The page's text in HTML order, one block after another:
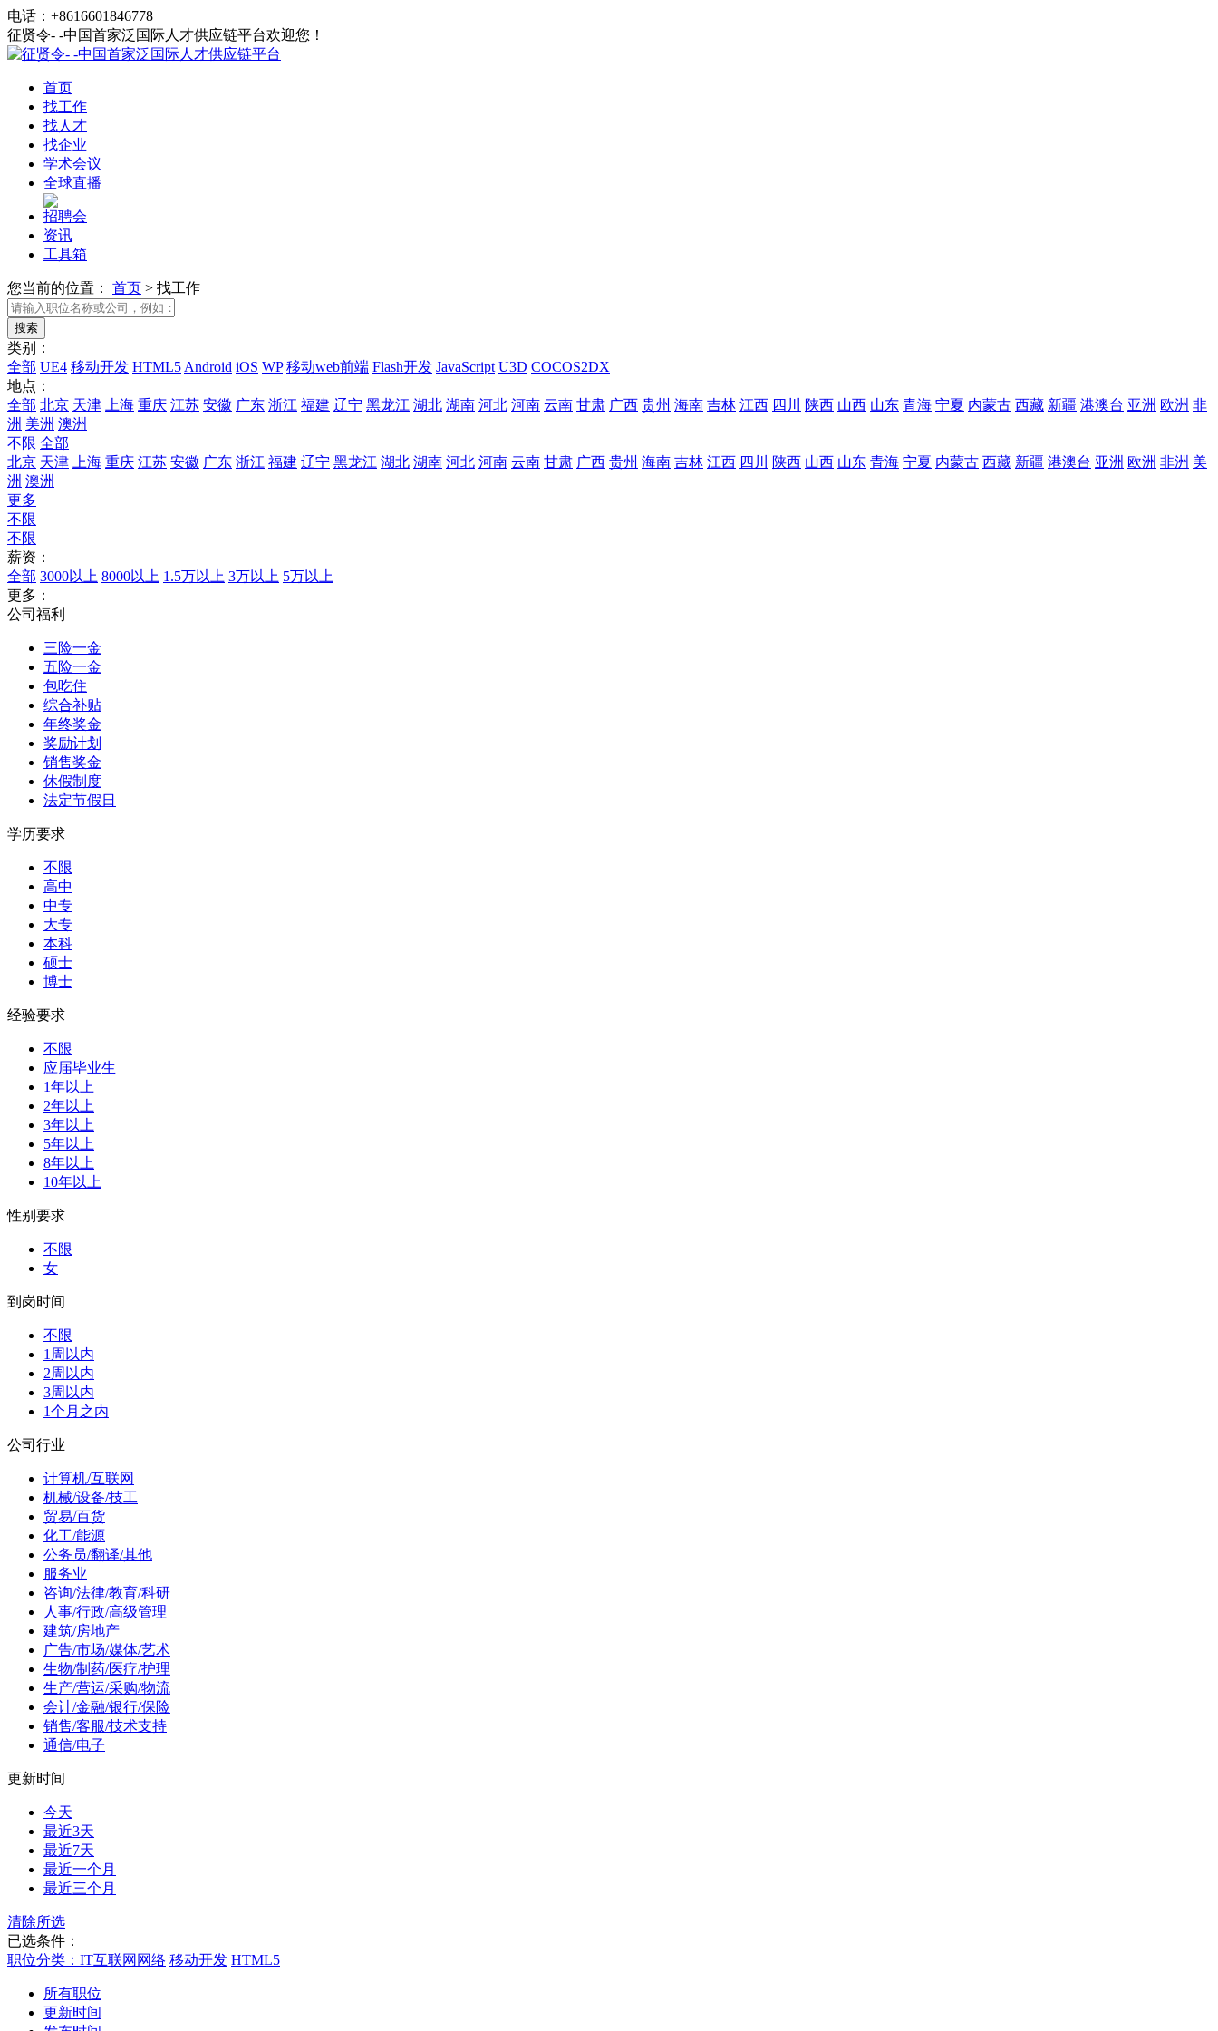
电话：+8616601846778
征贤令- -中国首家泛国际人才供应链平台欢迎您！
首页
找工作
找人才
找企业
学术会议
全球直播
招聘会
资讯
工具箱
您当前的位置： 首页 > 找工作
类别：
全部 UE4 移动开发 HTML5 Android iOS WP 移动web前端 Flash开发 JavaScript U3D COCOS2DX
地点：
全部 北京 天津 上海 重庆 江苏 安徽 广东 浙江 福建 辽宁 黑龙江 湖北 湖南 河北 河南 云南 甘肃 广西 贵州 海南 吉林 江西 四川 陕西 山西 山东 青海 宁夏 内蒙古 西藏 新疆 港澳台 亚洲 欧洲 非
洲 美洲 澳洲
不限 全部
北京 天津 上海 重庆 江苏 安徽 广东 浙江 福建 辽宁 黑龙江 湖北 湖南 河北 河南 云南 甘肃 广西 贵州 海南 吉林 江西 四川 陕西 山西 山东 青海 宁夏 内蒙古 西藏 新疆 港澳台 亚洲 欧洲 非洲 美
洲 澳洲
更多
不限
不限
薪资：
全部 3000以上 8000以上 1.5万以上 3万以上 5万以上
更多：
公司福利
三险一金
五险一金
包吃住
综合补贴
年终奖金
奖励计划
销售奖金
休假制度
法定节假日
学历要求
不限
高中
中专
大专
本科
硕士
博士
经验要求
不限
应届毕业生
1年以上
2年以上
3年以上
5年以上
8年以上
10年以上
性别要求
不限
女
到岗时间
不限
1周以内
2周以内
3周以内
1个月之内
公司行业
计算机/互联网
机械/设备/技工
贸易/百货
化工/能源
公务员/翻译/其他
服务业
咨询/法律/教育/科研
人事/行政/高级管理
建筑/房地产
广告/市场/媒体/艺术
生物/制药/医疗/护理
生产/营运/采购/物流
会计/金融/银行/保险
销售/客服/技术支持
通信/电子
更新时间
今天
最近3天
最近7天
最近一个月
最近三个月
清除所选
已选条件：
职位分类：IT互联网网络 移动开发 HTML5
所有职位
更新时间